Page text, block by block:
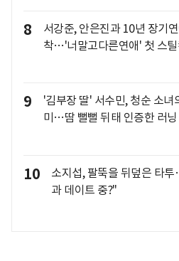
8
서강준, 안은진과 10년 장기
착…'너말고다른연애' 첫 스틸
9
'김부장 딸' 서수민, 청순 소녀
미…땀 뻘뻘 뒤태 인증한 러닝
10
소지섭, 팔뚝을 뒤덮은 타
과 데이트 중?"